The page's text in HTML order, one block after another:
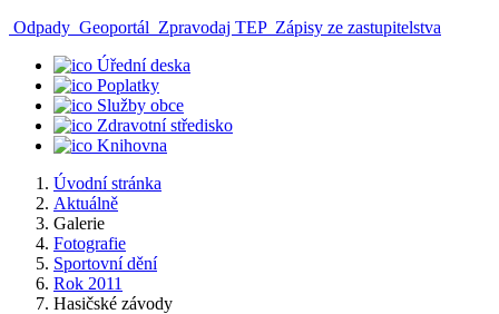
Odpady Geoportál Zpravodaj TEP Zápisy ze zastupitelstva
Úřední deska
Poplatky
Služby obce
Zdravotní středisko
Knihovna
Úvodní stránka
Aktuálně
Galerie
Fotografie
Sportovní dění
Rok 2011
Hasičské závody